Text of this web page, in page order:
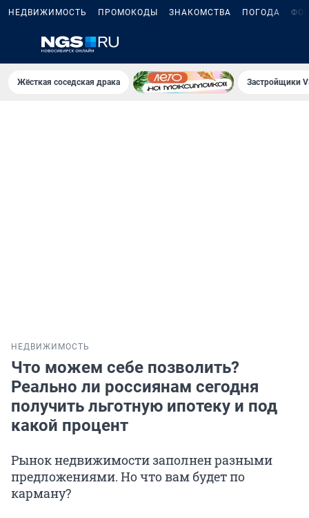
НЕДВИЖИМОСТЬ ПРОМОКОДЫ ЗНАКОМСТВА ПОГОДА
Жёсткая соседская драка Застройщики
НЕДВИЖИМОСТЬ
Что можем себе позволить?
Реально ли россиянам сегодня
получить льготную ипотеку и под
какой процент
Рынок недвижимости заполнен разными
предложениями. Но что вам будет по
карману?